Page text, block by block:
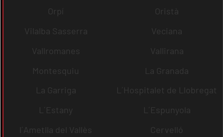
Orpí
Oristà
Vilalba Sasserra
Veciana
Vallromanes
Vallirana
Montesquiu
La Granada
La Garriga
L´Hospitalet de Llobregat
L´Estany
L´Espunyola
l´Ametlla del Vallès
Cervelló